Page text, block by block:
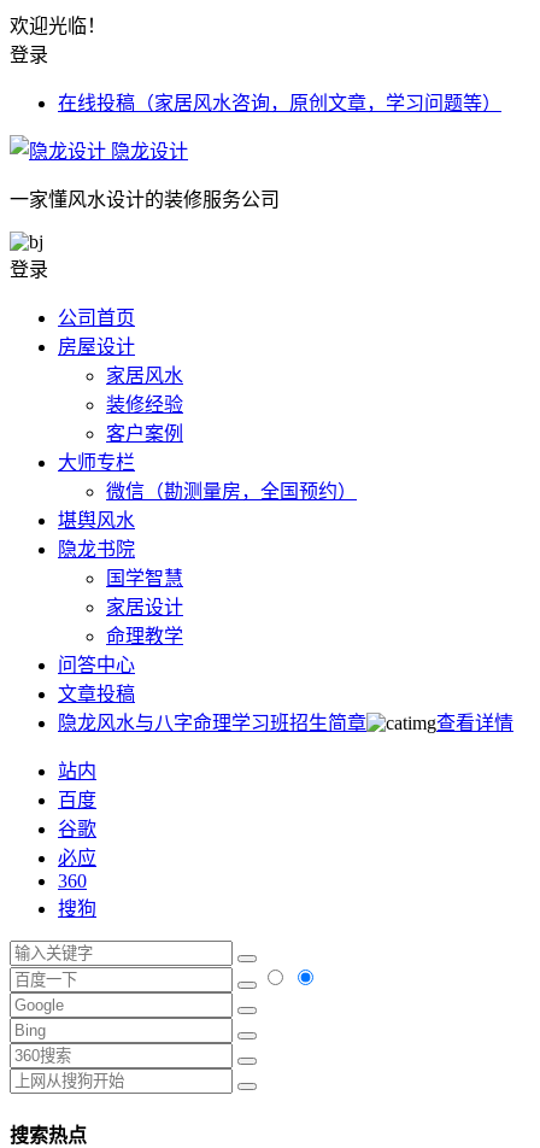
欢迎光临！
登录
在线投稿（家居风水咨询，原创文章，学习问题等）
隐龙设计
一家懂风水设计的装修服务公司
登录
公司首页
房屋设计
家居风水
装修经验
客户案例
大师专栏
微信（勘测量房，全国预约）
堪舆风水
隐龙书院
国学智慧
家居设计
命理教学
问答中心
文章投稿
隐龙风水与八字命理学习班招生简章
查看详情
站内
百度
谷歌
必应
360
搜狗
搜索热点